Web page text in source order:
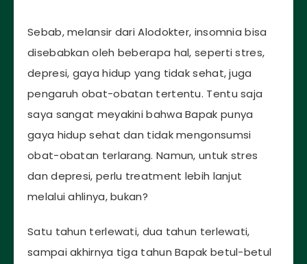
Sebab, melansir dari Alodokter, insomnia bisa
disebabkan oleh beberapa hal, seperti stres,
depresi, gaya hidup yang tidak sehat, juga
pengaruh obat-obatan tertentu. Tentu saja
saya sangat meyakini bahwa Bapak punya
gaya hidup sehat dan tidak mengonsumsi
obat-obatan terlarang. Namun, untuk stres
dan depresi, perlu treatment lebih lanjut
melalui ahlinya, bukan?
Satu tahun terlewati, dua tahun terlewati,
sampai akhirnya tiga tahun Bapak betul-betul